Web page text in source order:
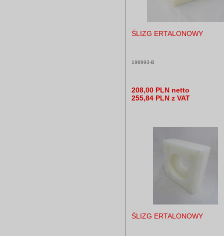
ŚLIZG ERTALONOWY
198993-B
208,00 PLN netto
255,84 PLN z VAT
ŚLIZG ERTALONOWY